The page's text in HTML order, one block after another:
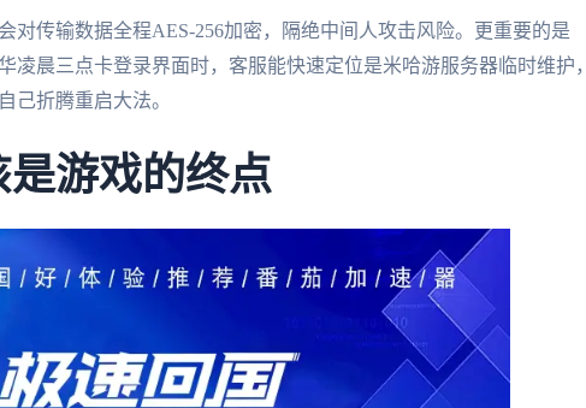
对传输数据全程AES-256加密，隔绝中间人攻击风险。更重要的是
晨三点卡登录界面时，客服能快速定位是米哈游服务器临时维护，
己折腾重启大法。
游戏的终点